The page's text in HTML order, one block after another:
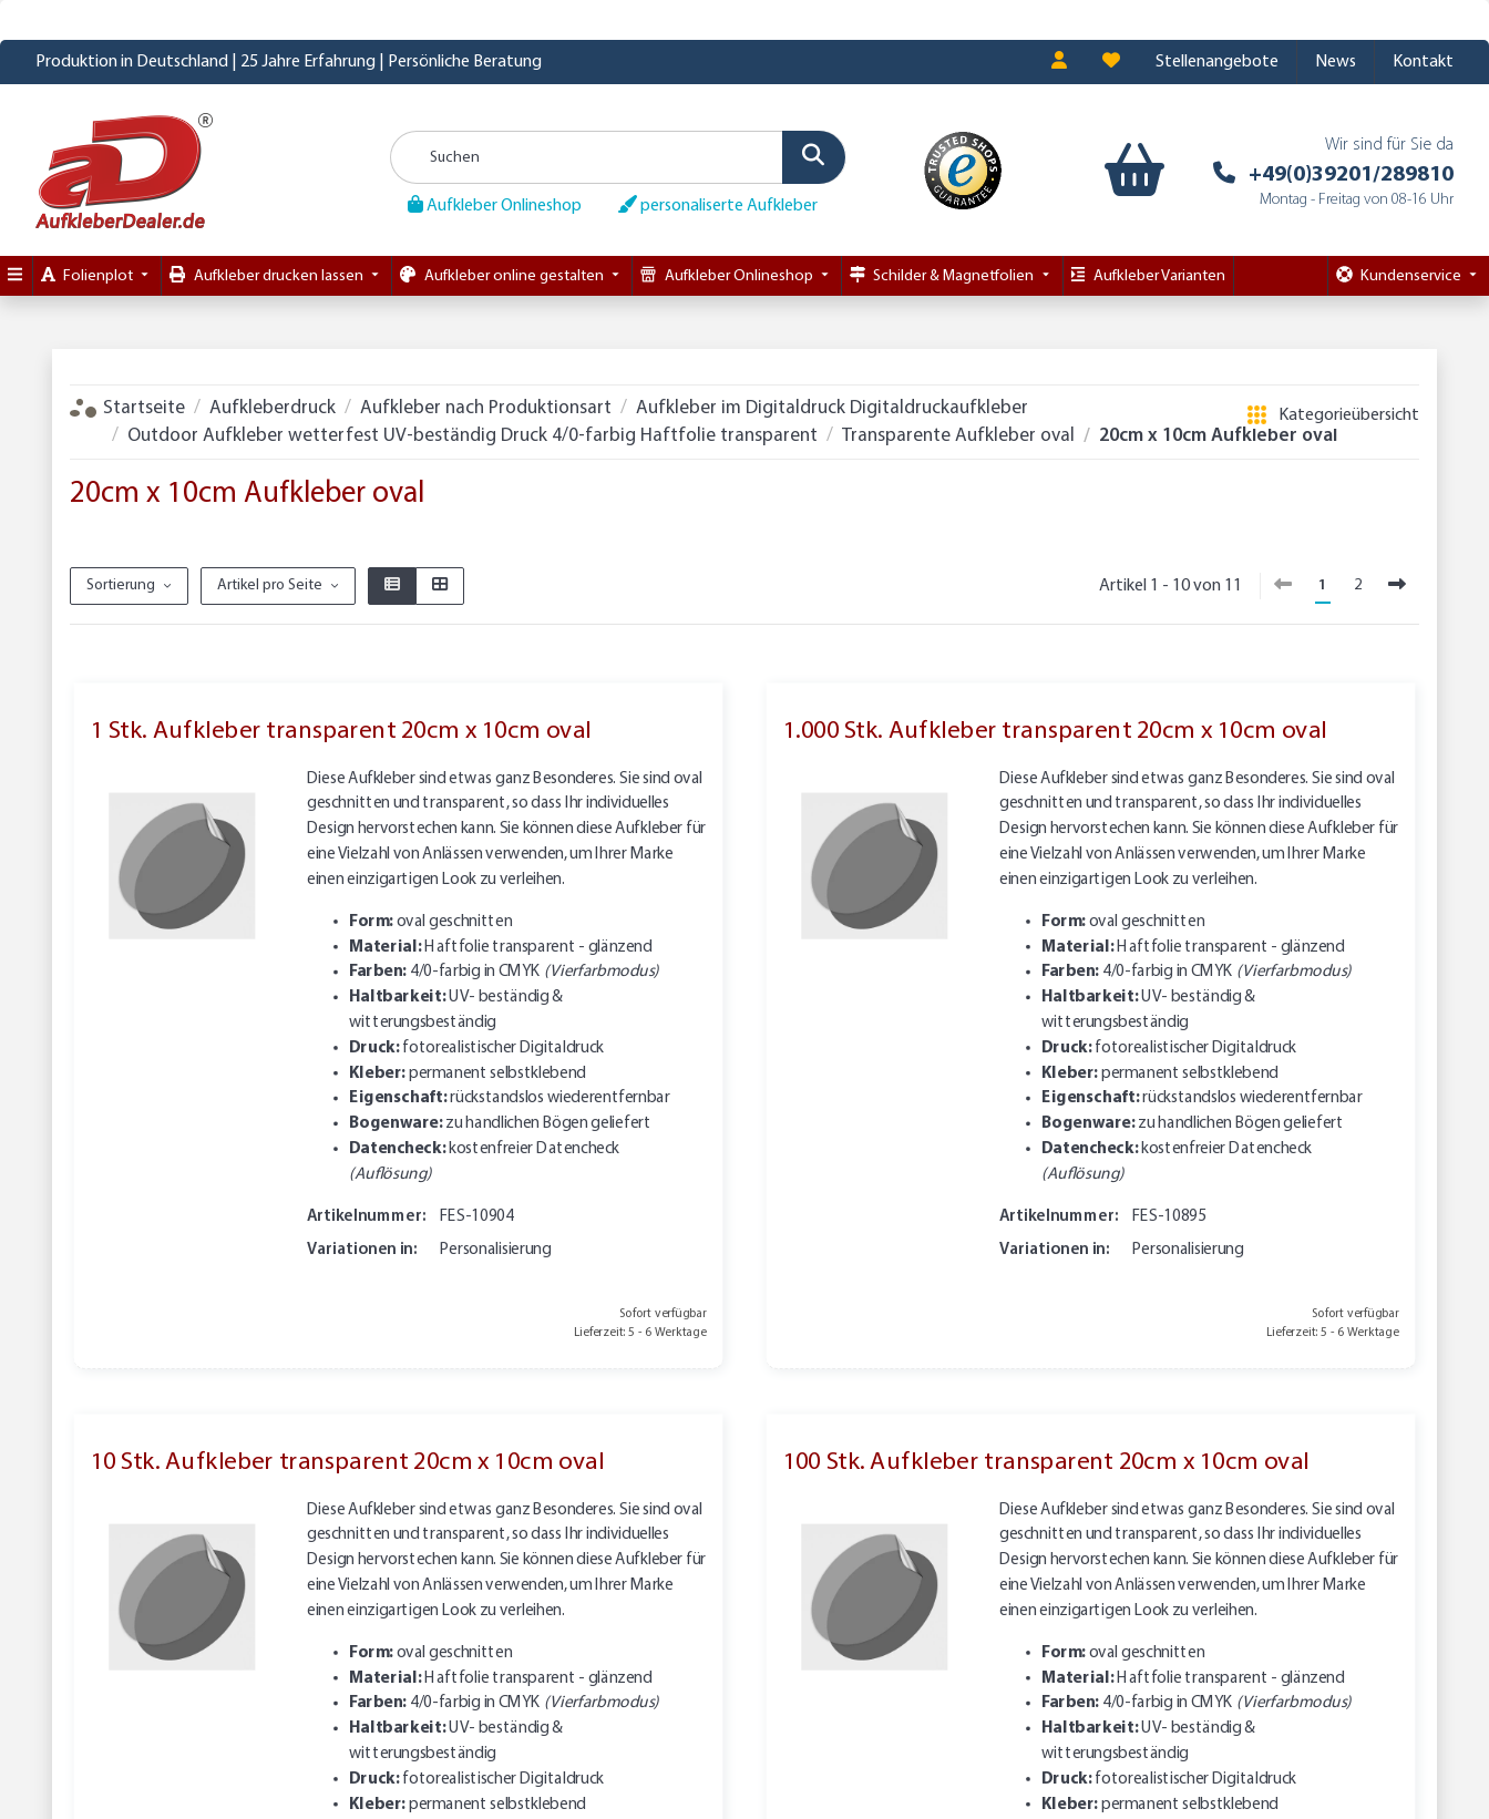
Produktion in Deutschland | 25 Jahre Erfahrung | Persönliche Beratung Stellenangebote News Kontakt
Aufkleber Onlineshop personaliserte Aufkleber
Wir sind für Sie da
+49(0)39201/289810
Montag - Freitag von 08-16 Uhr
Folienplot Aufkleber drucken lassen Aufkleber online gestalten Aufkleber Onlineshop Schilder & Magnetfolien Aufkleber Varianten Kundenservice
Startseite Aufkleberdruck Aufkleber nach Produktionsart
Aufkleber im Digitaldruck Digitaldruckaufkleber
Outdoor Aufkleber wetterfest UV-beständig Druck 4/0-farbig Haftfolie transparent
Transparente Aufkleber oval 20cm x 10cm Aufkleber oval
Kategorieübersicht
20cm x 10cm Aufkleber oval
Sortierung Artikel pro Seite Artikel 1 - 10 von 11 1 2
1 Stk. Aufkleber transparent 20cm x 10cm oval
Diese Aufkleber sind etwas ganz Besonderes. Sie sind oval
geschnitten und transparent, so dass Ihr individuelles
Design hervorstechen kann. Sie können diese Aufkleber für
eine Vielzahl von Anlässen verwenden, um Ihrer Marke
einen einzigartigen Look zu verleihen.
Form:oval geschnitten
Material:Haftfolie transparent - glänzend
Farben: 4/0-farbig in CMYK (Vierfarbmodus)
Haltbarkeit:UV- beständig &
witterungsbeständig
Druck:fotorealistischer Digitaldruck
Kleber:permanent selbstklebend
Eigenschaft:rückstandslos wiederentfernbar
Bogenware:zu handlichen Bögen geliefert
Datencheck:kostenfreier Datencheck
(Auflösung)
Artikelnummer: FES-10904
Variationen in: Personalisierung
Sofort verfügbar
Lieferzeit: 5 - 6 Werktage
1.000 Stk. Aufkleber transparent 20cm x 10cm oval
Diese Aufkleber sind etwas ganz Besonderes. Sie sind oval
geschnitten und transparent, so dass Ihr individuelles
Design hervorstechen kann. Sie können diese Aufkleber für
eine Vielzahl von Anlässen verwenden, um Ihrer Marke
einen einzigartigen Look zu verleihen.
Form:oval geschnitten
Material:Haftfolie transparent - glänzend
Farben: 4/0-farbig in CMYK (Vierfarbmodus)
Haltbarkeit:UV- beständig &
witterungsbeständig
Druck:fotorealistischer Digitaldruck
Kleber:permanent selbstklebend
Eigenschaft:rückstandslos wiederentfernbar
Bogenware:zu handlichen Bögen geliefert
Datencheck:kostenfreier Datencheck
(Auflösung)
Artikelnummer: FES-10895
Variationen in: Personalisierung
Sofort verfügbar
Lieferzeit: 5 - 6 Werktage
10 Stk. Aufkleber transparent 20cm x 10cm oval
Diese Aufkleber sind etwas ganz Besonderes. Sie sind oval
geschnitten und transparent, so dass Ihr individuelles
Design hervorstechen kann. Sie können diese Aufkleber für
eine Vielzahl von Anlässen verwenden, um Ihrer Marke
einen einzigartigen Look zu verleihen.
Form:oval geschnitten
Material:Haftfolie transparent - glänzend
Farben: 4/0-farbig in CMYK (Vierfarbmodus)
Haltbarkeit:UV- beständig &
witterungsbeständig
Druck:fotorealistischer Digitaldruck
Kleber:permanent selbstklebend
100 Stk. Aufkleber transparent 20cm x 10cm oval
Diese Aufkleber sind etwas ganz Besonderes. Sie sind oval
geschnitten und transparent, so dass Ihr individuelles
Design hervorstechen kann. Sie können diese Aufkleber für
eine Vielzahl von Anlässen verwenden, um Ihrer Marke
einen einzigartigen Look zu verleihen.
Form:oval geschnitten
Material:Haftfolie transparent - glänzend
Farben: 4/0-farbig in CMYK (Vierfarbmodus)
Haltbarkeit:UV- beständig &
witterungsbeständig
Druck:fotorealistischer Digitaldruck
Kleber:permanent selbstklebend